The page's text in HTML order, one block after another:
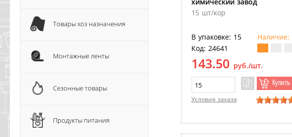
Товары хоз назначения
Монтажные ленты
Сезонные товары
Продукты питания
химический завод
15 шт/кор
В упаковке: 15
Наличие:
Код: 24641
143.50 руб./шт.
Купить
Условия заказа